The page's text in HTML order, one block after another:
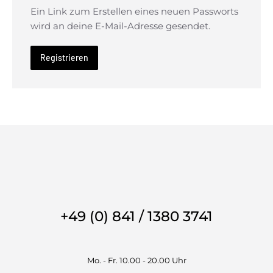
Ein Link zum Erstellen eines neuen Passworts
wird an deine E-Mail-Adresse gesendet.
Registrieren
+49 (0) 841 / 1380 3741
Mo. - Fr. 10.00 - 20.00 Uhr